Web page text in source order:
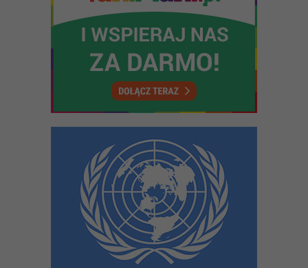
z odsyłaczy poniżej. Aby przeglądać inne działy BIP, prosimy
wybrać odpowiednie łącze z bocznego menu.
WIĘCEJ O: SPRAWOZDANIA I RAPORTY